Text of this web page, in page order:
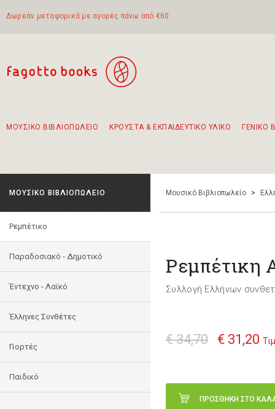
Δωρεάν μεταφορικά με αγορές πάνω από €60
ΜΟΥΣΙΚΟ ΒΙΒΛΙΟΠΩΛΕΙΟ ΚΡΟΥΣΤΑ & ΕΚΠΑΙΔΕΥΤΙΚΟ ΥΛΙΚΟ ΓΕΝΙΚΟ
ΜΟΥΣΙΚΟ ΒΙΒΛΙΟΠΩΛΕΙΟ
Ρεμπέτικο
Παραδοσιακό - Δημοτικό
Έντεχνο - Λαϊκό
Έλληνες Συνθέτες
Γιορτές
Παιδικό
Μουσικό Βιβλιοπωλείο >
Ρεμπέτικη
Συλλογή Ελλήνων
€ 34,70 € 31,20
ΠΡΟΣΘΗΚΗ ΣΤΟ